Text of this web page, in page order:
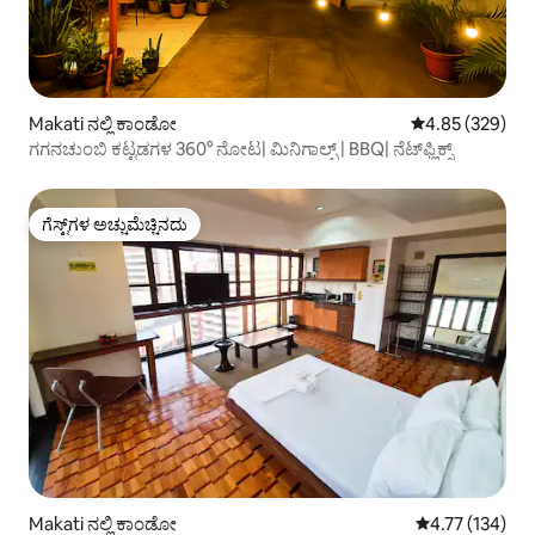
Makati ನಲ್ಲಿ ಕಾಂಡೋ 5 ರಲ್ಲಿ 4.85
4.85 (329)
ಗಗನಚುಂಬಿ ಕಟ್ಟಡಗಳ 360° ನೋಟ| ಮಿನಿಗಾಲ್ಫ್ | BBQ| ನೆಟ್‌ಫ್ಲಿಕ್ಸ್
ಗೆಸ್ಟ್‌ಗಳ ಅಚ್ಚುಮೆಚ್ಚಿನದು
ಗೆಸ್ಟ್‌ಗಳ ಅಚ್ಚುಮೆಚ್ಚಿನದು
Makati ನಲ್ಲಿ ಕಾಂಡೋ 5 ರಲ್ಲಿ 4.77
4.77 (134)